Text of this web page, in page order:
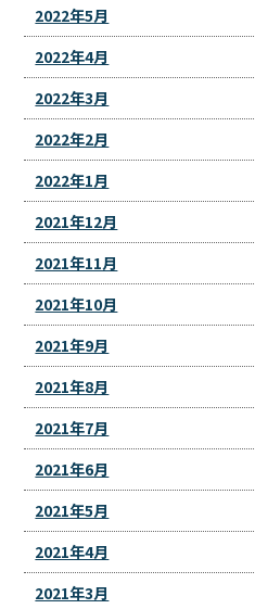
2022年5月
2022年4月
2022年3月
2022年2月
2022年1月
2021年12月
2021年11月
2021年10月
2021年9月
2021年8月
2021年7月
2021年6月
2021年5月
2021年4月
2021年3月